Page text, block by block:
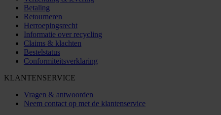
Betaling
Retourneren
Herroepingsrecht
Informatie over recycling
Claims & klachten
Bestelstatus
Conformiteitsverklaring
KLANTENSERVICE
Vragen & antwoorden
Neem contact op met de klantenservice